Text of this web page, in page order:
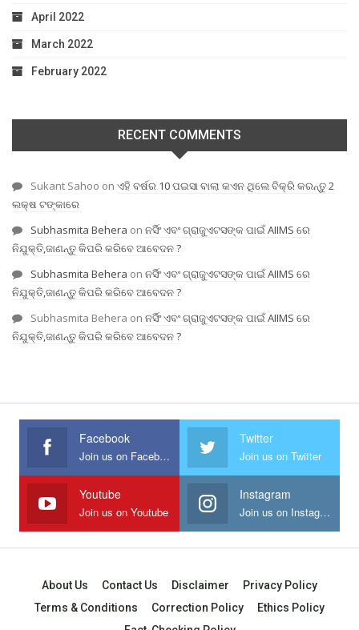
April 2022
March 2022
February 2022
RECENT COMMENTS
Sukant Sahoo on ଏହି ବର୍ଷର 10 ପଇସା ବାଲା କଏନ ଥିଲେ ବିକ୍ରି କରନ୍ତୁ 2
ଲକ୍ଷ ଟଙ୍କାରେ
Subhasmita Behera on ନର୍ସିଂ ଏବଂ ଗ୍ରାଜୁଏଟସଙ୍କ ପାଇଁ AIIMS ରେ
ନିଯୁକ୍ତି,ଜାଣନ୍ତୁ କିପରି କରିବେ ଆବେଦନ ?
Subhasmita Behera on ନର୍ସିଂ ଏବଂ ଗ୍ରାଜୁଏଟସଙ୍କ ପାଇଁ AIIMS ରେ
ନିଯୁକ୍ତି,ଜାଣନ୍ତୁ କିପରି କରିବେ ଆବେଦନ ?
Subhasmita Behera on ନର୍ସିଂ ଏବଂ ଗ୍ରାଜୁଏଟସଙ୍କ ପାଇଁ AIIMS ରେ
ନିଯୁକ୍ତି,ଜାଣନ୍ତୁ କିପରି କରିବେ ଆବେଦନ ?
Facebook
Join us on Facebook
Twitter
Join us on Twitter
Youtube
Join us on Youtube
Instagram
Join us on Instagram
About Us Contact Us Disclaimer
Privacy Policy
Terms & Conditions
Correction Policy
Ethics Policy